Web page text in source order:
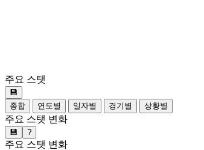
주요 스탯
💾
종합
연도별 일자별 경기별 상황별
주요 스탯 변화
💾 ?
주요 스탯 변화